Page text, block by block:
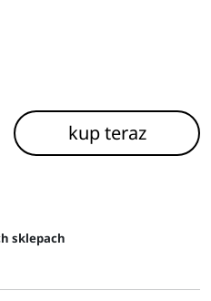
kup teraz
sklepach